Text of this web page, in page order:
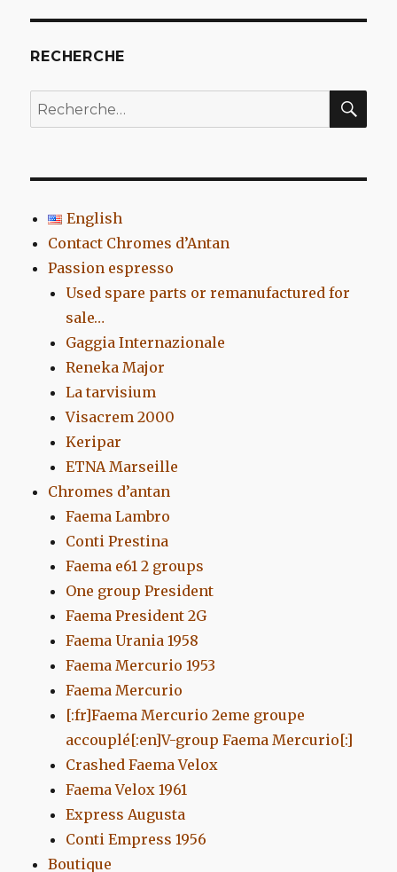
articles
ÉDE
RECHERCHE
Recherche
pour
English
Contact Chromes d’Antan
Passion espresso
Used spare parts or remanufactured for
sale…
Gaggia Internazionale
Reneka Major
La tarvisium
Visacrem 2000
Keripar
ETNA Marseille
Chromes d’antan
Faema Lambro
Conti Prestina
Faema e61 2 groups
One group President
Faema President 2G
Faema Urania 1958
Faema Mercurio 1953
Faema Mercurio
[:fr]Faema Mercurio 2eme groupe
accouplé[:en]V-group Faema Mercurio[:]
Crashed Faema Velox
Faema Velox 1961
Express Augusta
Conti Empress 1956
Boutique